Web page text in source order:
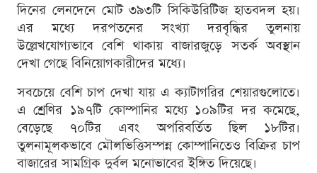
দিনের লেনদেনে মোট ৩৯৩টি সিকিউরিটিজ হাতবদল হয়।
এর মধ্যে দরপতনের সংখ্যা দরবৃদ্ধির তুলনায়
উল্লেখযোগ্যভাবে বেশি থাকায় বাজারজুড়ে সতর্ক অবস্থান
দেখা গেছে বিনিয়োগকারীদের মধ্যে।
সবচেয়ে বেশি চাপ দেখা যায় এ ক্যাটাগরির শেয়ারগুলোতে।
এ শ্রেণির ১৯৭টি কোম্পানির মধ্যে ১০৯টির দর কমেছে,
বেড়েছে ৭০টির এবং অপরিবর্তিত ছিল ১৮টির।
তুলনামূলকভাবে মৌলভিত্তিসম্পন্ন কোম্পানিতেও বিক্রির চাপ
বাজারের সামগ্রিক দুর্বল মনোভাবের ইঙ্গিত দিয়েছে।